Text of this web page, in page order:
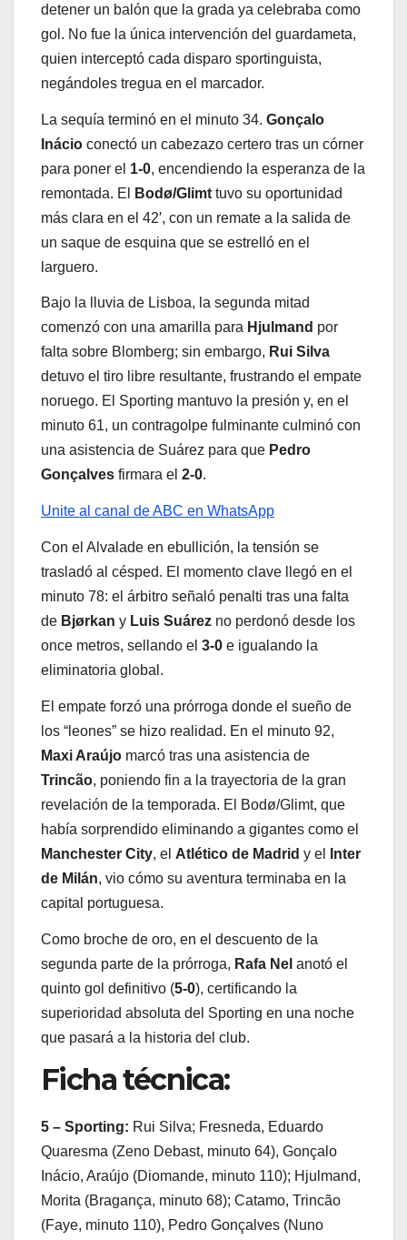
detener un balón que la grada ya celebraba como
gol. No fue la única intervención del guardameta,
quien interceptó cada disparo sportinguista,
negándoles tregua en el marcador.
La sequía terminó en el minuto 34. Gonçalo
Inácio conectó un cabezazo certero tras un córner
para poner el 1-0, encendiendo la esperanza de la
remontada. El
Bodø/Glimt tuvo su oportunidad
más clara en el 42′, con un remate a la salida de
un saque de esquina que se estrelló en el
larguero.
Bajo la lluvia de Lisboa, la segunda mitad
comenzó con una amarilla para Hjulmand por
falta sobre Blomberg; sin embargo, Rui Silva
detuvo el tiro libre resultante, frustrando el empate
noruego. El Sporting mantuvo la presión y, en el
minuto 61, un contragolpe fulminante culminó con
una asistencia de Suárez para que Pedro
Gonçalves firmara el 2-0.
Unite al canal de ABC en WhatsApp
Con el Alvalade en ebullición, la tensión se
trasladó al césped. El momento clave llegó en el
minuto 78: el árbitro señaló penalti tras una falta
de Bjørkan y Luis Suárez no perdonó desde los
once metros, sellando el 3-0 e igualando la
eliminatoria global.
El empate forzó una prórroga donde el sueño de
los “leones” se hizo realidad. En el minuto 92,
Maxi Araújo marcó tras una asistencia de
Trincão, poniendo fin a la trayectoria de la gran
revelación de la temporada. El Bodø/Glimt, que
había sorprendido eliminando a gigantes como el
Manchester City, el Atlético de Madrid y el
Inter
de Milán, vio cómo su aventura terminaba en la
capital portuguesa.
Como broche de oro, en el descuento de la
segunda parte de la prórroga, Rafa Nel anotó el
quinto gol definitivo (5-0), certificando la
superioridad absoluta del Sporting en una noche
que pasará a la historia del club.
Ficha técnica:
5 – Sporting: Rui Silva; Fresneda, Eduardo
Quaresma (Zeno Debast, minuto 64), Gonçalo
Inácio, Araújo (Diomande, minuto 110); Hjulmand,
Morita (Bragança, minuto 68); Catamo, Trincão
(Faye, minuto 110), Pedro Gonçalves (Nuno